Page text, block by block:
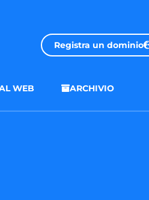
Registra un dominio
WEB ARCHIVIO